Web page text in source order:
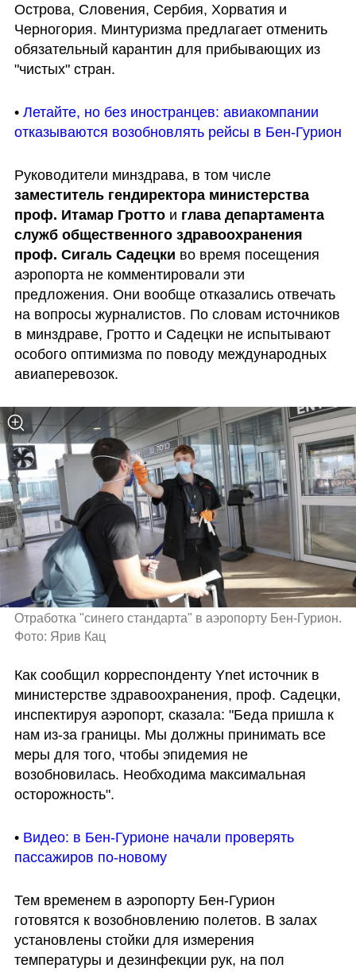
Острова, Словения, Сербия, Хорватия и
Черногория. Минтуризма предлагает отменить
обязательный карантин для прибывающих из
"чистых" стран.
• Летайте, но без иностранцев: авиакомпании
отказываются возобновлять рейсы в Бен-Гурион
Руководители минздрава, в том числе
заместитель гендиректора министерства
проф. Итамар Гротто и глава департамента
служб общественного здравоохранения
проф. Сигаль Садецки во время посещения
аэропорта не комментировали эти
предложения. Они вообще отказались отвечать
на вопросы журналистов. По словам источников
в минздраве, Гротто и Садецки не испытывают
особого оптимизма по поводу международных
авиаперевозок.
Отработка "синего стандарта" в аэропорту Бен-Гурион.
Фото: Ярив Кац
Как сообщил корреспонденту Ynet источник в
министерстве здравоохранения, проф. Садецки,
инспектируя аэропорт, сказала: "Беда пришла к
нам из-за границы. Мы должны принимать все
меры для того, чтобы эпидемия не
возобновилась. Необходима максимальная
осторожность".
• Видео: в Бен-Гурионе начали проверять
пассажиров по-новому
Тем временем в аэропорту Бен-Гурион
готовятся к возобновлению полетов. В залах
установлены стойки для измерения
температуры и дезинфекции рук, на пол